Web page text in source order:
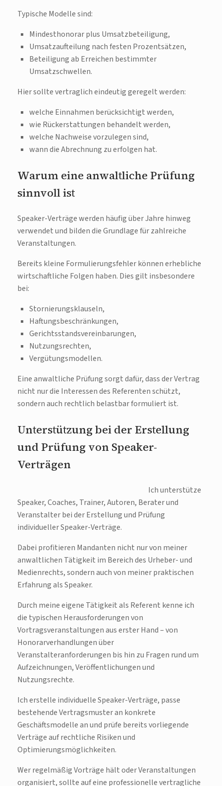
Typische Modelle sind:
Mindesthonorar plus Umsatzbeteiligung,
Umsatzaufteilung nach festen Prozentsätzen,
Beteiligung ab Erreichen bestimmter
Umsatzschwellen.
Hier sollte vertraglich eindeutig geregelt werden:
welche Einnahmen berücksichtigt werden,
wie Rückerstattungen behandelt werden,
welche Nachweise vorzulegen sind,
wann die Abrechnung zu erfolgen hat.
Warum eine anwaltliche Prüfung
sinnvoll ist
Speaker-Verträge werden häufig über Jahre hinweg
verwendet und bilden die Grundlage für zahlreiche
Veranstaltungen.
Bereits kleine Formulierungsfehler können erhebliche
wirtschaftliche Folgen haben. Dies gilt insbesondere
bei:
Stornierungsklauseln,
Haftungsbeschränkungen,
Gerichtsstandsvereinbarungen,
Nutzungsrechten,
Vergütungsmodellen.
Eine anwaltliche Prüfung sorgt dafür, dass der Vertrag
nicht nur die Interessen des Referenten schützt,
sondern auch rechtlich belastbar formuliert ist.
Unterstützung bei der Erstellung
und Prüfung von Speaker-
Verträgen
Ich unterstütze
Speaker, Coaches, Trainer, Autoren, Berater und
Veranstalter bei der Erstellung und Prüfung
individueller Speaker-Verträge.
Dabei profitieren Mandanten nicht nur von meiner
anwaltlichen Tätigkeit im Bereich des Urheber- und
Medienrechts, sondern auch von meiner praktischen
Erfahrung als Speaker.
Durch meine eigene Tätigkeit als Referent kenne ich
die typischen Herausforderungen von
Vortragsveranstaltungen aus erster Hand – von
Honorarverhandlungen über
Veranstalteranforderungen bis hin zu Fragen rund um
Aufzeichnungen, Veröffentlichungen und
Nutzungsrechte.
Ich erstelle individuelle Speaker-Verträge, passe
bestehende Vertragsmuster an konkrete
Geschäftsmodelle an und prüfe bereits vorliegende
Verträge auf rechtliche Risiken und
Optimierungsmöglichkeiten.
Wer regelmäßig Vorträge hält oder Veranstaltungen
organisiert, sollte auf eine professionelle vertragliche